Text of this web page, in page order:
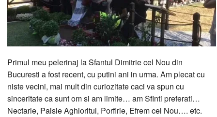
Primul meu pelerinaj la Sfantul Dimitrie cel Nou din
Bucuresti a fost recent, cu putini ani in urma. Am plecat cu
niste vecini, mai mult din curiozitate caci va spun cu
sinceritate ca sunt om si am limite… am Sfinti preferati…
Nectarie, Paisie Aghioritul, Porfirie, Efrem cel Nou…. etc.